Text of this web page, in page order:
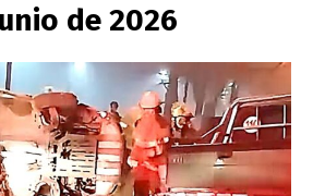
de 2026